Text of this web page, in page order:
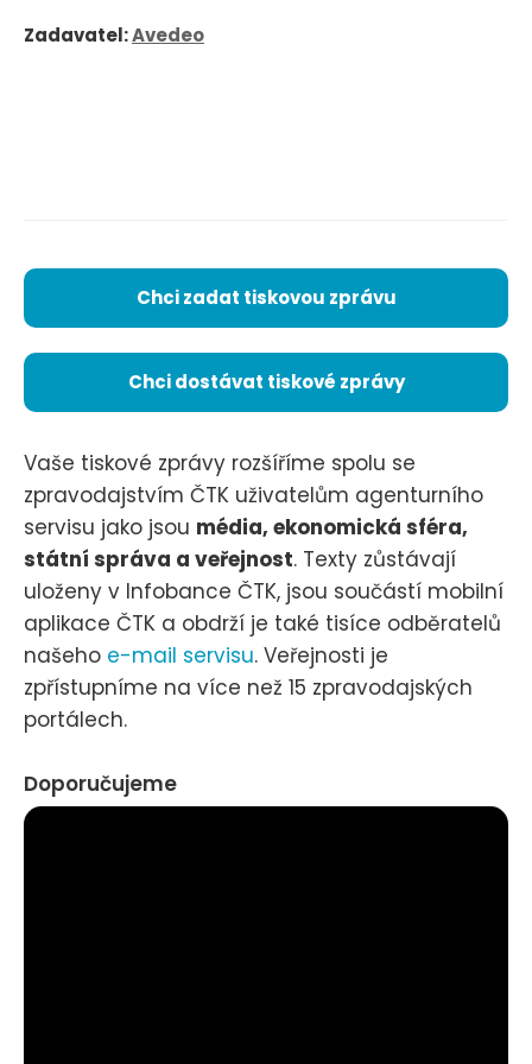
Zadavatel:Avedeo
Chci zadat tiskovou zprávu
Chci dostávat tiskové zprávy
Vaše tiskové zprávy rozšíříme spolu se
zpravodajstvím ČTK uživatelům agenturního
servisu jako jsou média, ekonomická sféra,
státní správa a veřejnost. Texty zůstávají
uloženy v Infobance ČTK, jsou součástí mobilní
aplikace ČTK a obdrží je také tisíce odběratelů
našeho e-mail servisu. Veřejnosti je
zpřístupníme na více než 15 zpravodajských
portálech.
Doporučujeme